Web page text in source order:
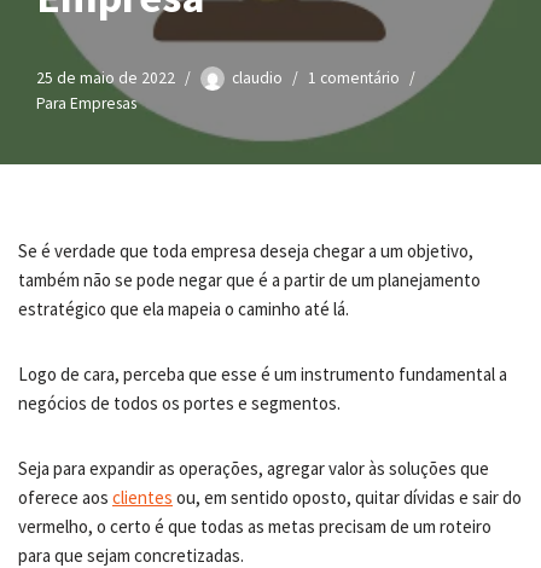
25 de maio de 2022 claudio
1 comentário
Para Empresas
Se é verdade que toda empresa deseja chegar a um objetivo,
também não se pode negar que é a partir de um planejamento
estratégico que ela mapeia o caminho até lá.
Logo de cara, perceba que esse é um instrumento fundamental a
negócios de todos os portes e segmentos.
Seja para expandir as operações, agregar valor às soluções que
oferece aos clientes ou, em sentido oposto, quitar dívidas e sair do
vermelho, o certo é que todas as metas precisam de um roteiro
para que sejam concretizadas.